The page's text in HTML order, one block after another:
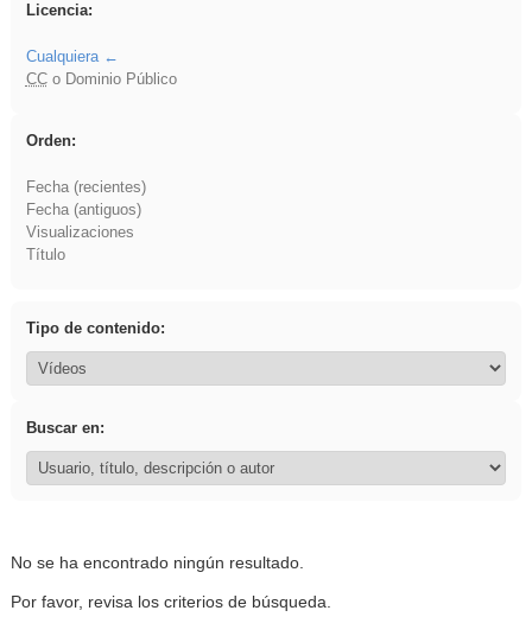
Licencia:
Cualquiera
CCo Dominio Público
Orden:
Fecha (recientes)
Fecha (antiguos)
Visualizaciones
Título
Tipo de contenido:
Buscar en:
No se ha encontrado ningún resultado.
Por favor, revisa los criterios de búsqueda.